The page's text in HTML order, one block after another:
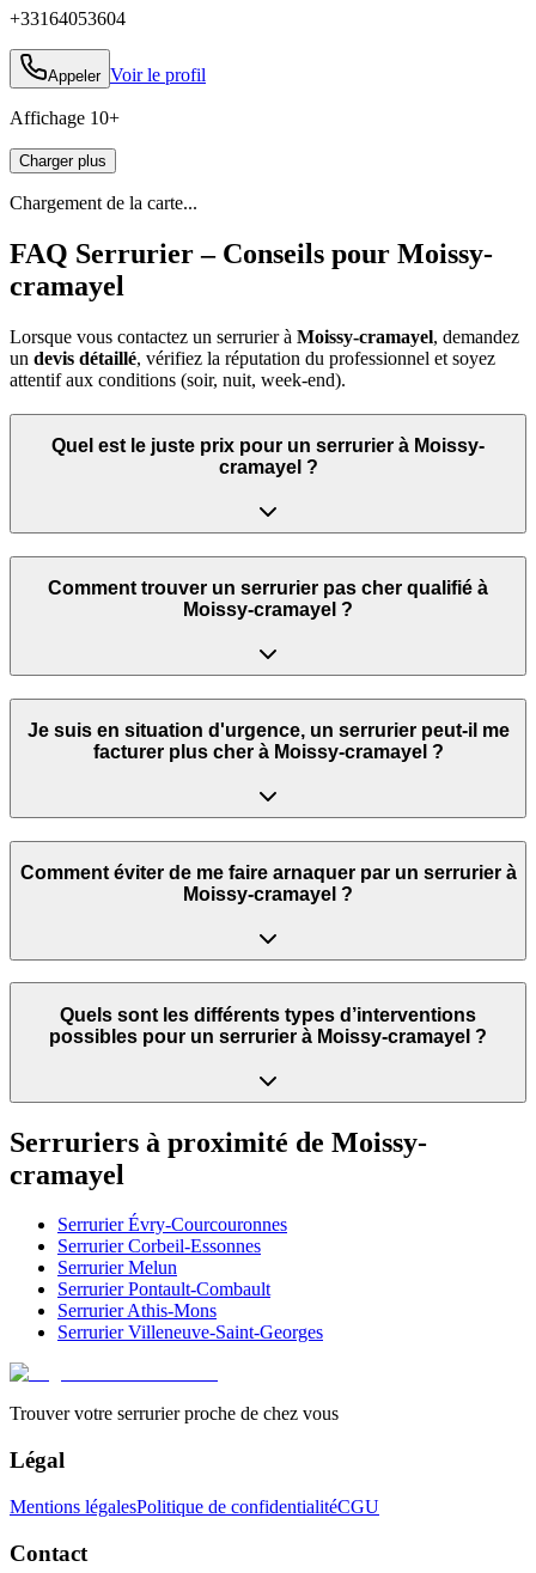
+33164053604
Appeler Voir le profil
Affichage 10+
Charger plus
Chargement de la carte...
FAQ Serrurier – Conseils pour Moissy-
cramayel
Lorsque vous contactez un serrurier à Moissy-cramayel, demandez
un devis détaillé, vérifiez la réputation du professionnel et soyez
attentif aux conditions (soir, nuit, week‑end).
Quel est le juste prix pour un serrurier à Moissy-
cramayel ?
Comment trouver un serrurier pas cher qualifié à
Moissy-cramayel ?
Je suis en situation d'urgence, un serrurier peut‑il me
facturer plus cher à Moissy-cramayel ?
Comment éviter de me faire arnaquer par un serrurier à
Moissy-cramayel ?
Quels sont les différents types d’interventions
possibles pour un serrurier à Moissy-cramayel ?
Serruriers à proximité de Moissy-
cramayel
SerrurierÉvry-Courcouronnes
SerrurierCorbeil-Essonnes
SerrurierMelun
SerrurierPontault-Combault
SerrurierAthis-Mons
SerrurierVilleneuve-Saint-Georges
Trouver votre serrurier proche de chez vous
Légal
Mentions légalesPolitique de confidentialitéCGU
Contact